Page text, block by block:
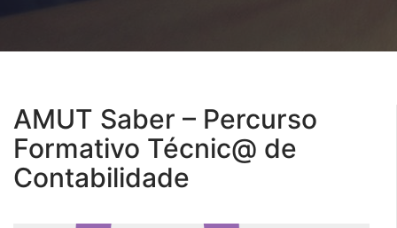
AMUT Saber – Percurso
Formativo Técnic@ de
Contabilidade